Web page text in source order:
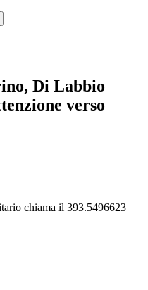
Di Labbio
verso
chiama il 393.5496623